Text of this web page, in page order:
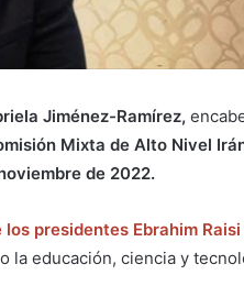
Jiménez-Ramírez,
Mixta de Alto Nivel
de 2022.
presidentes Ebrahim
la educación, ciencia y